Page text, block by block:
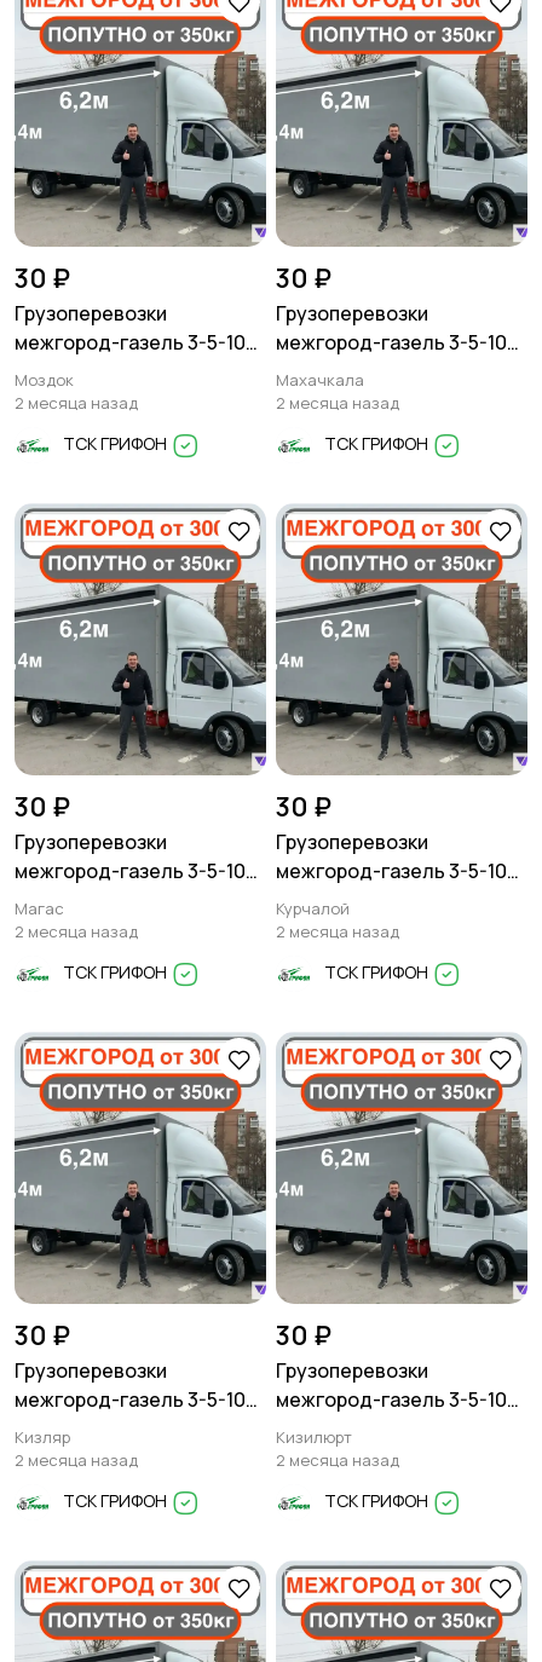
30 ₽
Грузоперевозки
межгород-газель 3-5-10
тонн
Моздок
2 месяца назад
ТСК ГРИФОН
30 ₽
Грузоперевозки
межгород-газель 3-5-10
тонн
Махачкала
2 месяца назад
ТСК ГРИФОН
30 ₽
Грузоперевозки
межгород-газель 3-5-10
тонн
Магас
2 месяца назад
ТСК ГРИФОН
30 ₽
Грузоперевозки
межгород-газель 3-5-10
тонн
Курчалой
2 месяца назад
ТСК ГРИФОН
30 ₽
Грузоперевозки
межгород-газель 3-5-10
тонн
Кизляр
2 месяца назад
ТСК ГРИФОН
30 ₽
Грузоперевозки
межгород-газель 3-5-10
тонн
Кизилюрт
2 месяца назад
ТСК ГРИФОН